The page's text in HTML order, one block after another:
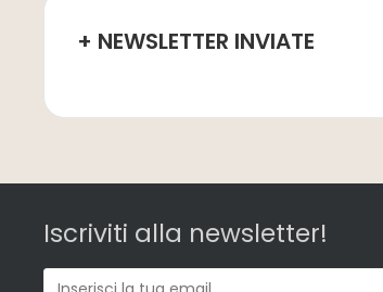
+ NEWSLETTER INVIATE
Iscriviti alla newsletter!